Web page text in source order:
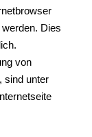
Dies
von
sind unter